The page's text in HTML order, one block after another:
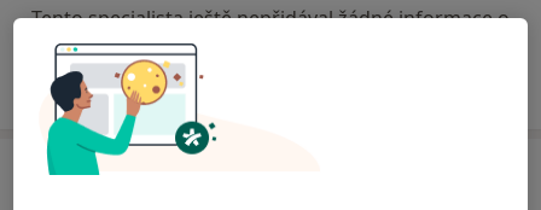
Tento specialista ještě nepřidával žádné informace o
Adresa